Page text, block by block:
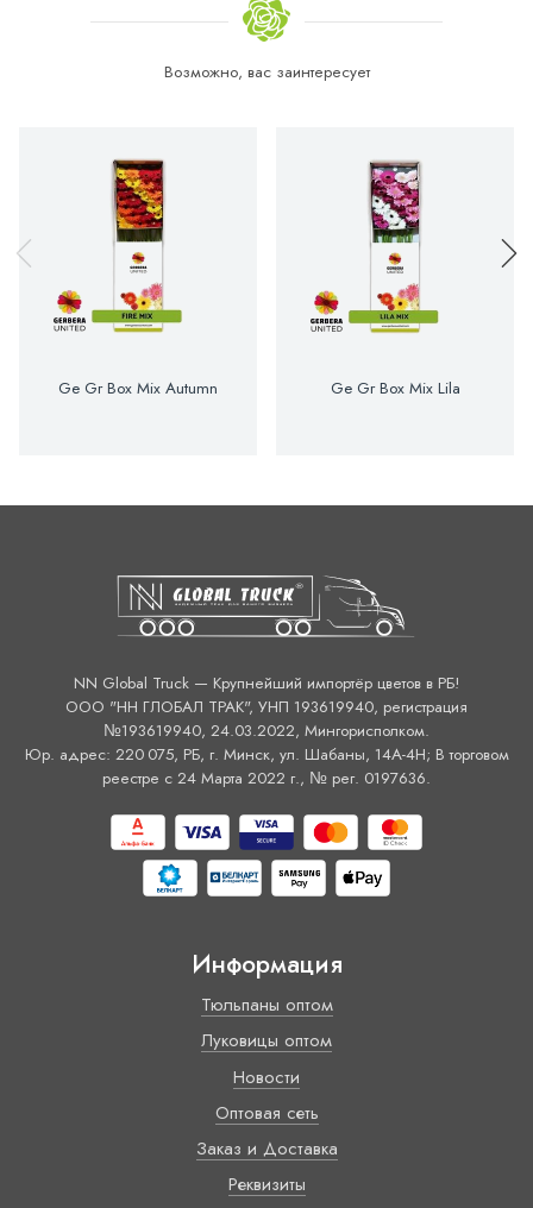
Возможно, вас заинтересует
Ge Gr Box Mix Autumn Ge Gr Box Mix Lila
NN Global Truck — Крупнейший импортёр цветов в РБ!
ООО "НН ГЛОБАЛ ТРАК", УНП 193619940, регистрация
№193619940, 24.03.2022, Мингорисполком.
Юр. адрес: 220 075, РБ, г. Минск, ул. Шабаны, 14А-4H; В торговом
реестре с 24 Марта 2022 г., № рег. 0197636.
Информация
Тюльпаны оптом
Луковицы оптом
Новости
Оптовая сеть
Заказ и Доставка
Реквизиты